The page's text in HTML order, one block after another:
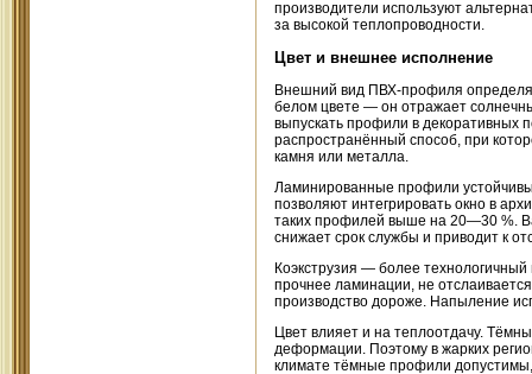
производители используют
за высокой теплопроводности.
Цвет и внешнее исполнение
Внешний вид ПВХ-профиля
белом цвете — он отражает
выпускать профили в декоративных
распространённый способ, при
камня или металла.
Ламинированные профили
позволяют интегрировать окно в
таких профилей выше на 20—30 %.
снижает срок службы и приводит к
Коэкструзия — более
прочнее ламинации, не
производство дороже. Напыление
Цвет влияет и на теплоотдачу.
деформации. Поэтому в жарких
климате тёмные профили допустимы,